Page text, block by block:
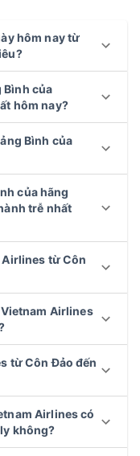
hôm nay từ
Bình của
hôm nay?
Bình của
của hãng
trễ nhất
Airlines từ Côn
Airlines
từ Côn Đảo đến
Airlines có
không?